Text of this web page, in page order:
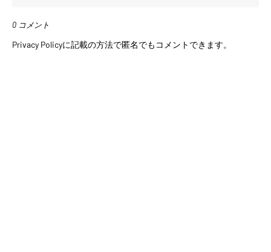
0 コメント
Privacy Policyに記載の方法で匿名でもコメントできます。